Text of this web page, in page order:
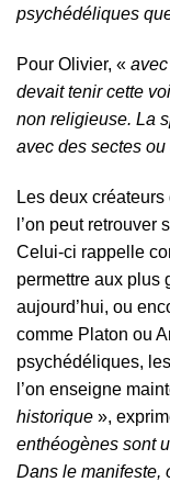
psychédéliques
Pour Olivier, « avec
devait tenir cette
non religieuse. La
avec des sectes
Les deux
l’on peut retrouver
Celui-ci rappelle
permettre aux plus
aujourd’hui, ou
comme Platon ou
psychédéliques,
l’on enseigne
historique »,
enthéogènes sont
Dans le manifeste,